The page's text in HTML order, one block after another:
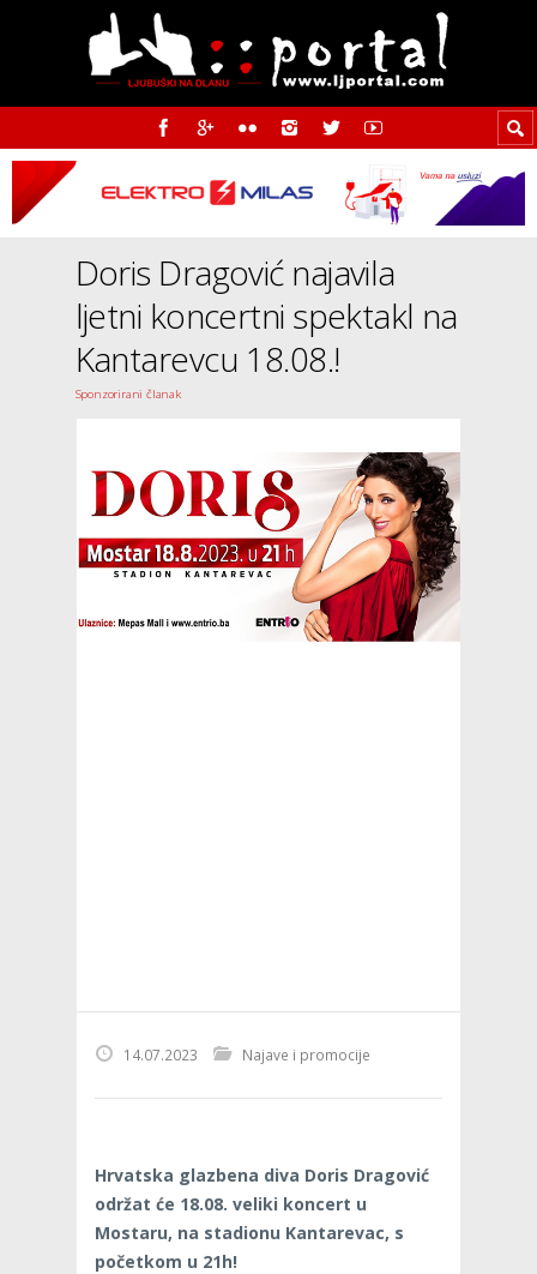
Doris Dragović najavila
ljetni koncertni spektakl na
Kantarevcu 18.08.!
Sponzorirani članak
14.07.2023 Najave i promocije
Hrvatska glazbena diva Doris Dragović
održat će 18.08. veliki koncert u
Mostaru, na stadionu Kantarevac, s
početkom u 21h!